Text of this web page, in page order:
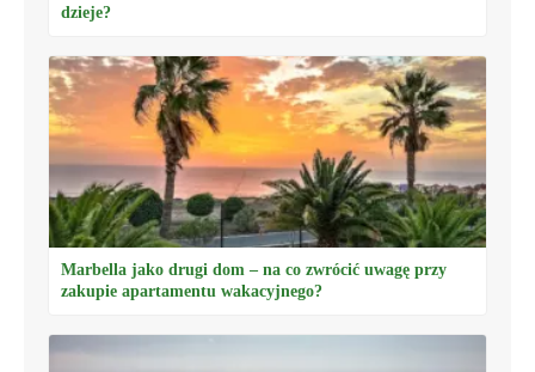
dzieje?
Marbella jako drugi dom – na co zwrócić uwagę przy
zakupie apartamentu wakacyjnego?